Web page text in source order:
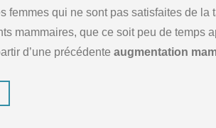
femmes qui ne sont pas satisfaites de la
mammaires, que ce soit peu de temps
d’une précédente augmentation